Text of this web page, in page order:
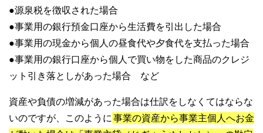
●源泉税を徴収された場合
●事業用の銀行預金口座から生活費を引出した場合
●事業用の現金から個人の昼食代や夕食代を支払った場合
●事業用の銀行口座から個人で買い物をした商品のクレジ
ット引き落としがあった場合 など
資産や負債の増減があった場合は仕訳をしなくてはならな
いのですが、このように 事業の資産から事業主個人へお金